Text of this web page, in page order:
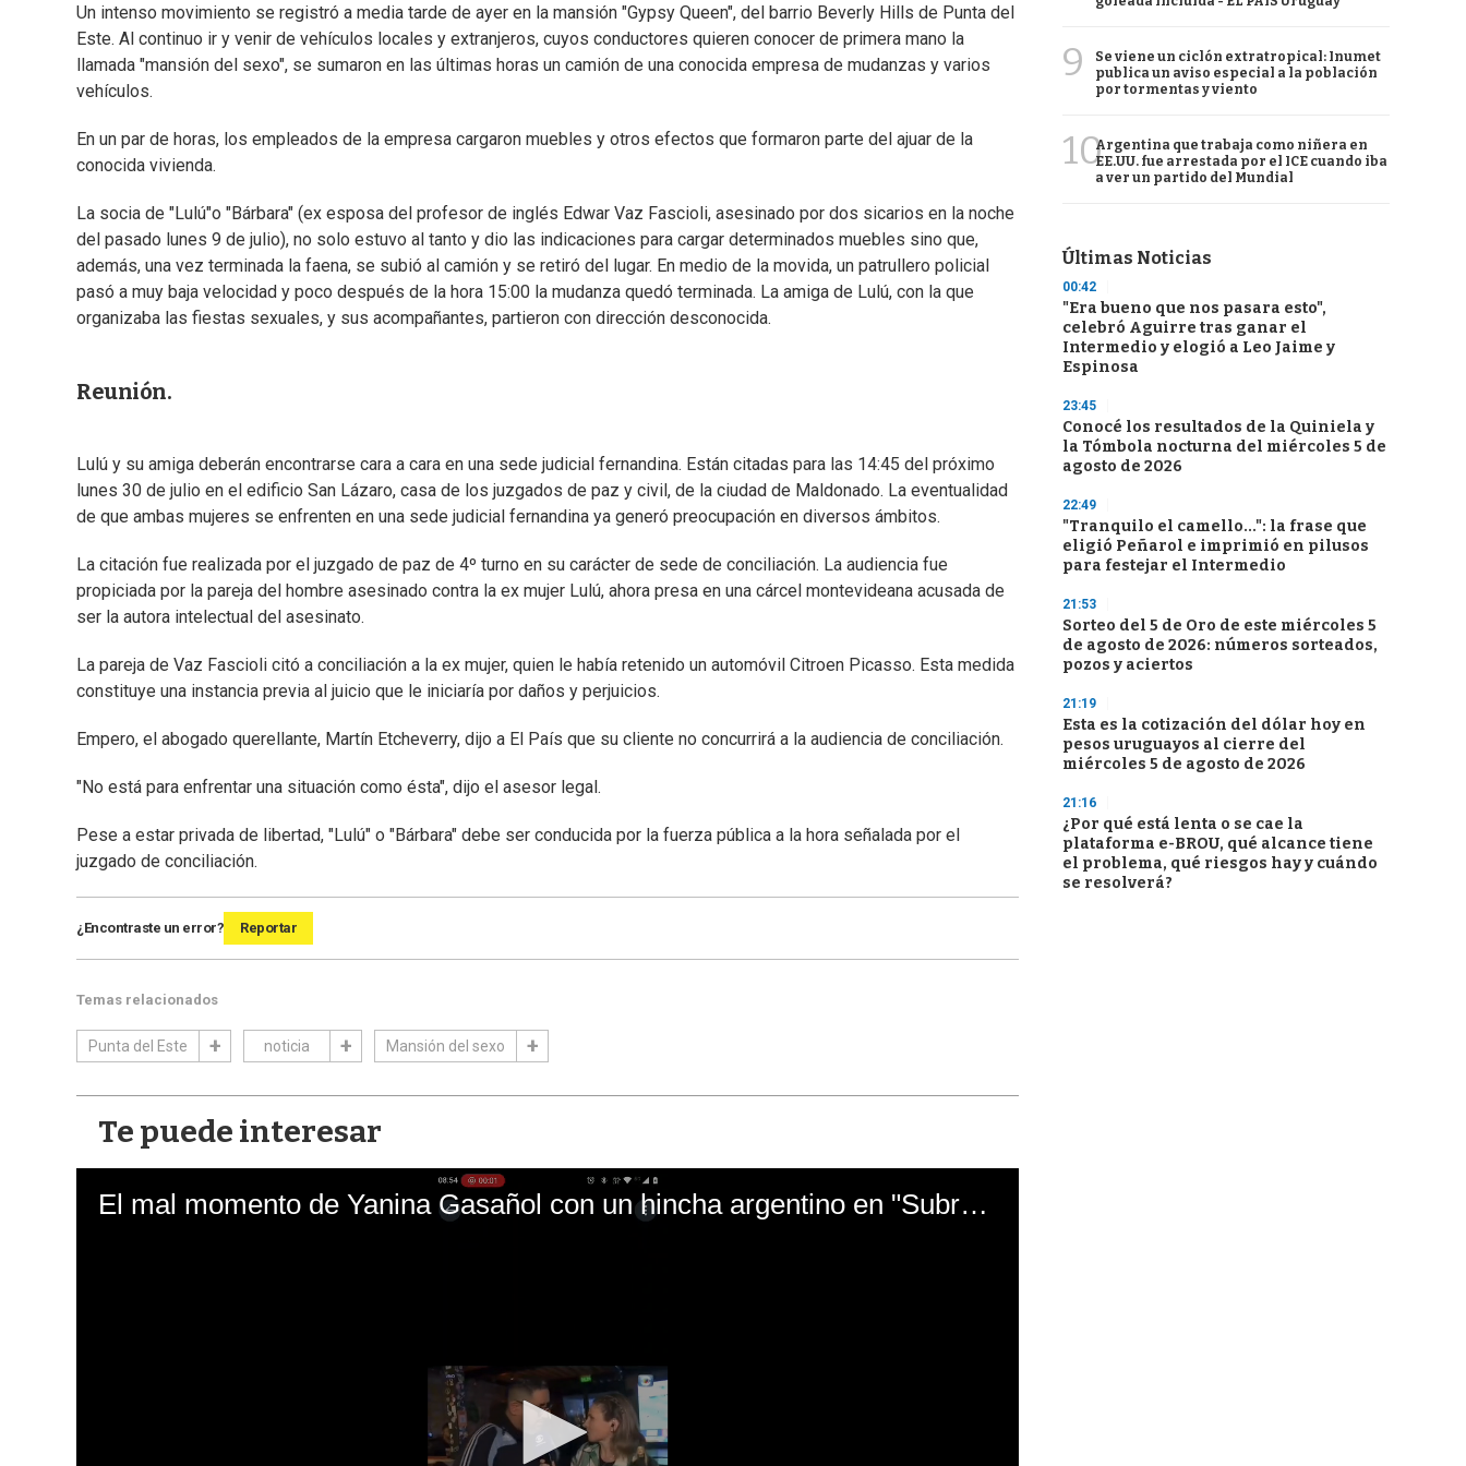
Un intenso movimiento se registró a media tarde de ayer en la mansión "Gypsy Queen", del barrio Beverly Hills de Punta del
Este. Al continuo ir y venir de vehículos locales y extranjeros, cuyos conductores quieren conocer de primera mano la
llamada "mansión del sexo", se sumaron en las últimas horas un camión de una conocida empresa de mudanzas y varios
vehículos.
En un par de horas, los empleados de la empresa cargaron muebles y otros efectos que formaron parte del ajuar de la
conocida vivienda.
La socia de "Lulú"o "Bárbara" (ex esposa del profesor de inglés Edwar Vaz Fascioli, asesinado por dos sicarios en la noche
del pasado lunes 9 de julio), no solo estuvo al tanto y dio las indicaciones para cargar determinados muebles sino que,
además, una vez terminada la faena, se subió al camión y se retiró del lugar. En medio de la movida, un patrullero policial
pasó a muy baja velocidad y poco después de la hora 15:00 la mudanza quedó terminada. La amiga de Lulú, con la que
organizaba las fiestas sexuales, y sus acompañantes, partieron con dirección desconocida.
Reunión.
Lulú y su amiga deberán encontrarse cara a cara en una sede judicial fernandina. Están citadas para las 14:45 del próximo
lunes 30 de julio en el edificio San Lázaro, casa de los juzgados de paz y civil, de la ciudad de Maldonado. La eventualidad
de que ambas mujeres se enfrenten en una sede judicial fernandina ya generó preocupación en diversos ámbitos.
La citación fue realizada por el juzgado de paz de 4º turno en su carácter de sede de conciliación. La audiencia fue
propiciada por la pareja del hombre asesinado contra la ex mujer Lulú, ahora presa en una cárcel montevideana acusada de
ser la autora intelectual del asesinato.
La pareja de Vaz Fascioli citó a conciliación a la ex mujer, quien le había retenido un automóvil Citroen Picasso. Esta medida
constituye una instancia previa al juicio que le iniciaría por daños y perjuicios.
Empero, el abogado querellante, Martín Etcheverry, dijo a El País que su cliente no concurrirá a la audiencia de conciliación.
"No está para enfrentar una situación como ésta", dijo el asesor legal.
Pese a estar privada de libertad, "Lulú" o "Bárbara" debe ser conducida por la fuerza pública a la hora señalada por el
juzgado de conciliación.
¿Encontraste un error? Reportar
Temas relacionados
Punta del Este noticia Mansión del sexo
Te puede interesar
El mal momento de Yanina Gasañol con un hincha argentino en "Subrayado"
9
Se viene un ciclón extratropical: Inumet
publica un aviso especial a la población
por tormentas y viento
10Argentina que trabaja como niñera en
EE.UU. fue arrestada por el ICE cuando iba
a ver un partido del Mundial
Últimas Noticias
00:42
"Era bueno que nos pasara esto",
celebró Aguirre tras ganar el
Intermedio y elogió a Leo Jaime y
Espinosa
23:45
Conocé los resultados de la Quiniela y
la Tómbola nocturna del miércoles 5 de
agosto de 2026
22:49
"Tranquilo el camello...": la frase que
eligió Peñarol e imprimió en pilusos
para festejar el Intermedio
21:53
Sorteo del 5 de Oro de este miércoles 5
de agosto de 2026: números sorteados,
pozos y aciertos
21:19
Esta es la cotización del dólar hoy en
pesos uruguayos al cierre del
miércoles 5 de agosto de 2026
21:16
¿Por qué está lenta o se cae la
plataforma e-BROU, qué alcance tiene
el problema, qué riesgos hay y cuándo
se resolverá?